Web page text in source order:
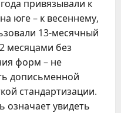
привязывали к
юге – к весеннему,
13-месячный
месяцами без
форм – не
дописьменной
стандартизации.
означает увидеть